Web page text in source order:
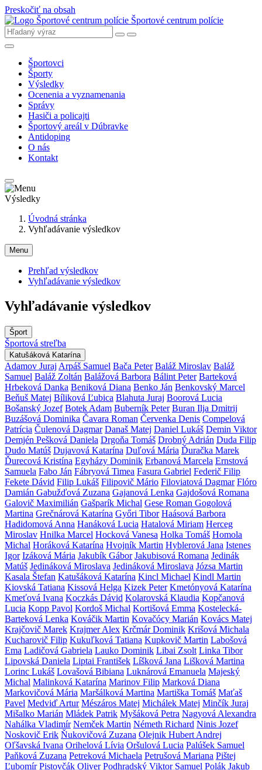
Preskočiť na obsah
Športové centrum polície
Športovci
Športy
Výsledky
Ocenenia a vyznamenania
Správy
Hasiči a policajti
Športový areál v Dúbravke
Antidoping
O nás
Kontakt
Výsledky
Úvodná stránka
Vyhľadávanie výsledkov
Menu
Prehľad výsledkov
Vyhľadávanie výsledkov
Vyhľadávanie výsledkov
Šport
Športová streľba
Katušáková Katarína
Adamov Juraj Arpáš Samuel Bača Peter Baláž Miroslav Baláž
Samuel Baláž Zoltán Balážová Barbora Bálint Peter Barteková
Hrbeková Danka Beniková Diana Benko Ján Benkovský Marcel
Beňuš Matej Bíliková Ľubica Blahuta Juraj Boorová Lucia
Bošanský Jozef Botek Adam Buberník Peter Buran Ilja Dmitrij
Buzášová Dominika Čavara Roman Červenka Denis Compelová
Patrícia Čulenová Dagmar Današ Matej Daniel Lukáš Demin Viktor
Demjén Pešková Daniela Drgoňa Tomáš Drobný Adrián Duda Filip
Dudo Matúš Dujavová Katarína Duľová Mária Ďuračka Marek
Ďurecová Kristína Egyházy Dominik Erbanová Marcela Ernstová
Samuela Fabo Ján Fábryová Timea Fasura Gabriel Federič Filip
Fekete Dávid Filip Lukáš Filipovič Mário Filoviatová Dagmar Flóro
Damián Gabužďová Zuzana Gajanová Lenka Gajdošová Romana
Galovič Maximilián Gašparík Michal Gese Roman Gogolová
Martina Grečnárová Katarína Győri Tibor Haásová Barbora
Hadidomová Anna Hanáková Lucia Hatalová Miriam Herceg
Miroslav Hnilka Marcel Hocková Vanesa Holka Tomáš Homola
Michal Horáková Katarína Hvojník Martin Hyblerová Jana Istenes
Igor Izáková Mária Jakubík Gábor Jakubisová Romana Jedinák
Matúš Jedináková Miroslava Jedináková Miroslava Józsa Martin
Kasala Štefan Katušáková Katarína Kincl Michael Kindl Martin
Kiovská Tatiana Kissová Helga Kizek Peter Kmetónyová Katarína
Kmeťová Ivana Koczkás Dávid Kolarovská Klaudia Kopčanová
Lucia Kopp Pavol Kordoš Michal Kortišová Emma Kostelecká-
Barteková Lenka Kováčik Martin Kovačócy Marián Kovács Matej
Krajčovič Marek Krajmer Alex Krčmár Dominik Krišová Michala
Kucharovič Filip Kukuľková Tatiana Kupkovič Martin Labošová
Ema Ladičová Gabriela Lauko Dominik Libai Zsolt Linka Tibor
Lipovská Daniela Liptai František Líšková Jana Lišková Martina
Lorinc Lukáš Lovašová Bibiana Luknárová Emanuela Majeský
Michal Malinková Katarína Marinov Filip Marková Diana
Markovičová Mária Maršálková Martina Martiška Tomáš Maťaš
Pavel Medviď Artur Mészáros Matej Michálek Matej Minčík Juraj
Mišalko Marián Mládek Patrik Myšáková Petra Nagyová Alexandra
Nahálka Vladimír Nemček Martin Németh Richard Ninis Jozef
Noskovič Erik Ňukovičová Zuzana Olejnik Hubert Andrej
Oľšavská Ivana Orihelová Lívia Oršulová Lucia Palúšek Samuel
Paňková Zuzana Petreková Michaela Petrušová Mariana Pištej
Ľubomír Pistovčák Oliver Podhradský Viktor Samuel Polák Jakub